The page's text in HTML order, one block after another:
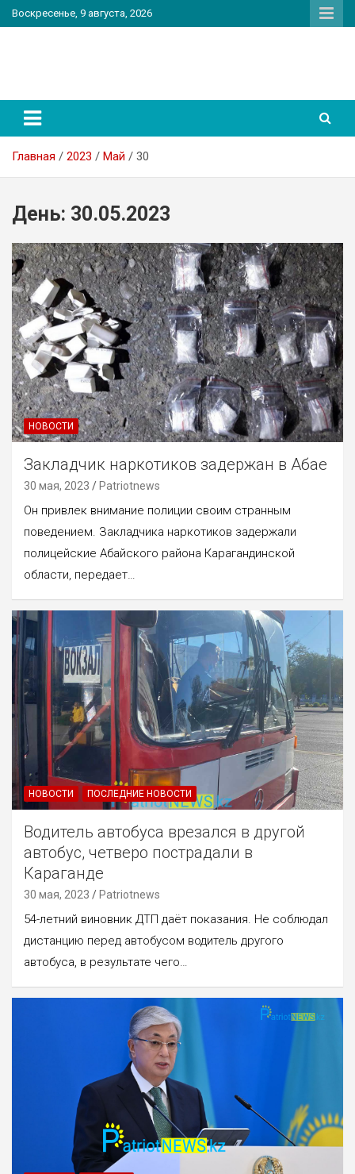
Перейти
к
Воскресенье, 9 августа, 2026
Главная 2023 Май 30
День: 30.05.2023
НОВОСТИ
Закладчик наркотиков задержан в Абае
30 мая, 2023 Patriotnews
Он привлек внимание полиции своим странным
поведением. Закладчика наркотиков задержали
полицейские Абайского района Карагандинской
области, передает…
НОВОСТИ ПОСЛЕДНИЕ НОВОСТИ
Водитель автобуса врезался в другой
автобус, четверо пострадали в
Караганде
30 мая, 2023 Patriotnews
54-летний виновник ДТП даёт показания. Не соблюдал
дистанцию перед автобусом водитель другого
автобуса, в результате чего…